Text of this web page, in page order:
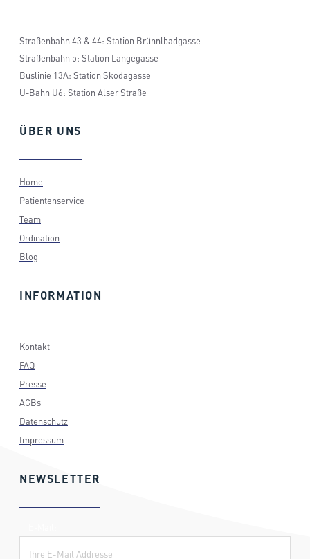
Straßenbahn 43 & 44: Station Brünnlbadgasse
Straßenbahn 5: Station Langegasse
Buslinie 13A: Station Skodagasse
U-Bahn U6: Station Alser Straße
ÜBER UNS
Home
Patientenservice
Team
Ordination
Blog
INFORMATION
Kontakt
FAQ
Presse
AGBs
Datenschutz
Impressum
NEWSLETTER